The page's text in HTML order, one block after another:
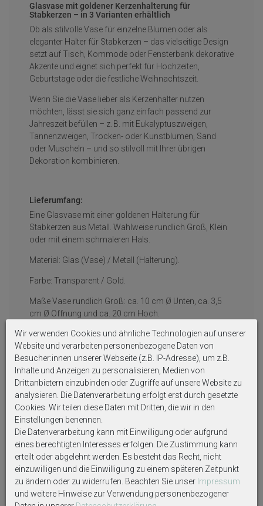
Glasvase mit goldener Kerzenhalterung für
Stabkerzen – in 3 Varianten erhältlich
Ob als stilvolle Vase für einzelne Blumen oder als
eleganter Halter für Stabkerzen – das vielseitige Design
setzt auf Tisch, Kommode oder Fensterbank dekorative
Akzente und eignet sich perfekt für Hochzeiten,
Geburtstage oder die festliche Weihnachtszeit.
Wenn Sie die Vase lieber als Kerzenhalter nutzen
möchten, lässt sie sich ganz einfach passend zur
Jahreszeit befüllen – z. B. mit Eukalyptuszweigen,
Tannenzweigen, Trocken- oder Kunstblumen, Sand
oder Muscheln – und so stilvoll mit Ihrer übrigen
Dekoration kombinieren.
Lieferumfang:
Eine Glasvase mit einer goldenen Halterung für
Stabkerzen aus Metall. Wahlweise rundlich Groß, Klein
oder mit einem schmaleren Hals.
Material: Glas (Vase) / Metall (Halterung).
Farbe: Transparent / Gold.
Maße Vase rundlich Groß: ca. 10 cm Ø Unten, ca. 3,5
cm Ø Öffnung und ca. 20 cm Hoch.
Maße Vase rundlich Klein: ca. 8 cm Ø Unten, ca. 2,5 cm
Ø Öffnung und ca. 16 cm Hoch.
Maße Vase schmaler Hals: ca. 8,5 cm Ø Unten, ca. 3
cm Ø Öffnung und ca. 20 cm Hoch.
Auf Produktbildern abgebildetes Zubehör sowie
Dekoartikel gehören nicht zum Lieferumfang, sofern
diese nicht ausdrücklich eingeschlossen werden.
Wir verwenden Cookies und ähnliche Technologien auf unserer
Website und verarbeiten personenbezogene Daten von
Besucher:innen unserer Webseite (z.B. IP-Adresse), um z.B.
Inhalte und Anzeigen zu personalisieren, Medien von
Drittanbietern einzubinden oder Zugriffe auf unsere Website zu
analysieren. Die Datenverarbeitung erfolgt erst durch gesetzte
Cookies. Wir teilen diese Daten mit Dritten, die wir in den
Einstellungen benennen.
Die Datenverarbeitung kann mit Einwilligung oder aufgrund
eines berechtigten Interesses erfolgen. Die Zustimmung kann
erteilt oder abgelehnt werden. Es besteht das Recht, nicht
einzuwilligen und die Einwilligung zu einem späteren Zeitpunkt
zu ändern oder zu widerrufen. Beachten Sie unser Impressum
und weitere Hinweise zur Verwendung personenbezogener